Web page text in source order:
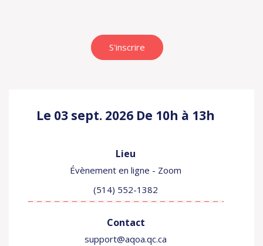
Le 03 sept. 2026 De 10h à 13h
Lieu
Évènement en ligne - Zoom
Contact
(514) 552-1382
support@aqoa.qc.ca
S'inscrire